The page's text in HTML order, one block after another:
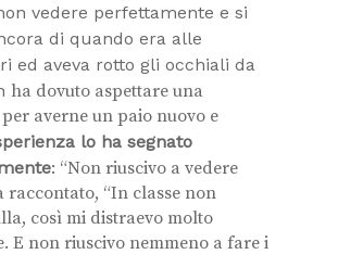
vedere perfettamente e si
di quando era alle
ed aveva rotto gli occhiali da
ha dovuto aspettare una
averne un paio nuovo e
lo ha segnato
: “Non riuscivo a vedere
raccontato, “In classe non
così mi distraevo molto
E non riuscivo nemmeno a fare i